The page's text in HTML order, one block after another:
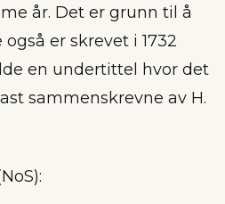
år. Det er grunn til å
er skrevet i 1732
en undertittel hvor det
sammenskrevne av H.